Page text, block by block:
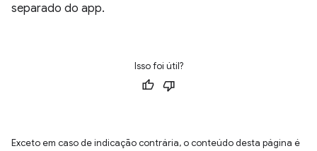
separado do app.
Isso foi útil?
Exceto em caso de indicação contrária, o conteúdo desta página é